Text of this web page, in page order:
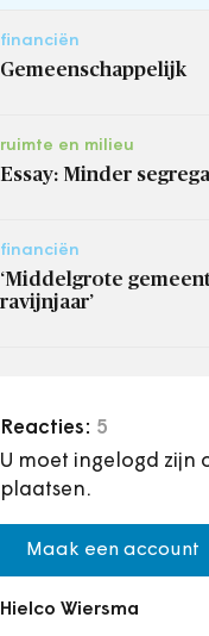
financiën
Gemeenschappelijk
ruimte en milieu
Essay: Minder
financiën
‘Middelgrote
ravijnjaar’
Reacties: 5
U moet ingelogd zijn
plaatsen.
Maak een account
Hielco Wiersma